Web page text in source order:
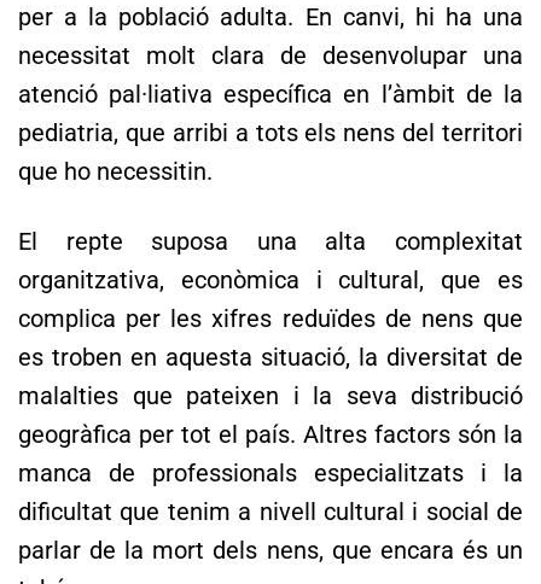
per a la població adulta. En canvi, hi ha una
necessitat molt clara de desenvolupar una
atenció pal·liativa específica en l’àmbit de la
pediatria, que arribi a tots els nens del territori
que ho necessitin.
El repte suposa una alta complexitat
organitzativa, econòmica i cultural, que es
complica per les xifres reduïdes de nens que
es troben en aquesta situació, la diversitat de
malalties que pateixen i la seva distribució
geogràfica per tot el país. Altres factors són la
manca de professionals especialitzats i la
dificultat que tenim a nivell cultural i social de
parlar de la mort dels nens, que encara és un